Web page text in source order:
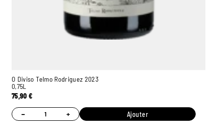
O Diviso Telmo Rodriguez 2023
0,75L
75,90€
− + Ajouter